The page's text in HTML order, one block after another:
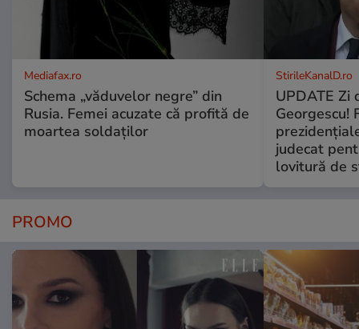
Mediafax.ro
Schema „văduvelor negre” din
Rusia. Femei acuzate că profită de
moartea soldaților
StirileKanalD.ro
UPDATE Zi
Georgescu!
judecat
lovitură de
PROMO